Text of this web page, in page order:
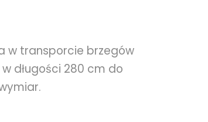
w transporcie brzegów
długości 280 cm do